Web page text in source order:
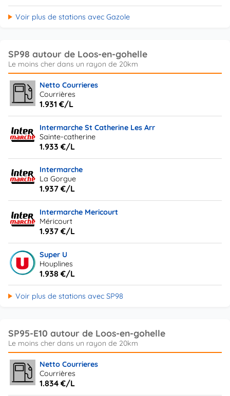
Voir plus de stations avec Gazole
SP98 autour de Loos-en-gohelle
Netto Courrieres
Courrières
1.931 €/L
Intermarche St Catherine Les Arr
Sainte-catherine
1.933 €/L
Intermarche
La Gorgue
1.937 €/L
Intermarche Mericourt
Méricourt
1.937 €/L
Super U
Houplines
1.938 €/L
Voir plus de stations avec SP98
SP95-E10 autour de Loos-en-gohelle
Netto Courrieres
Courrières
1.834 €/L